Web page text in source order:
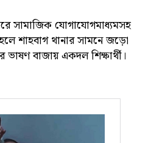
সামাজিক যোগাযোগমাধ্যমসহ
শাহবাগ থানার সামনে জড়ো
ভাষণ বাজায় একদল শিক্ষার্থী।